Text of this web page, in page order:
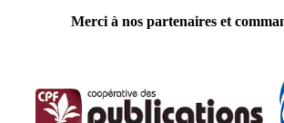
Merci à nos partenaires et